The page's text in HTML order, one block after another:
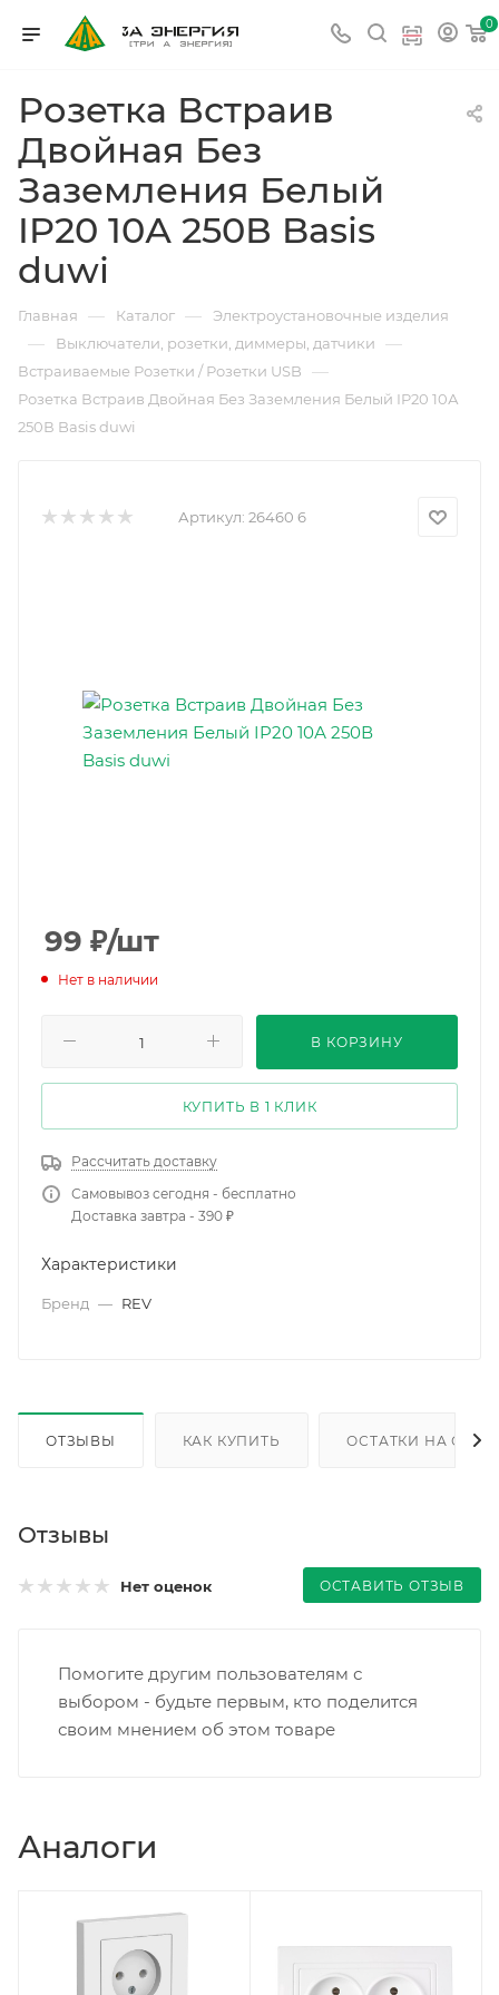
0
Розетка Встраив
Двойная Без
Заземления Белый
IP20 10А 250В Basis
duwi
Главная — Каталог — Электроустановочные изделия
— Выключатели, розетки, диммеры, датчики —
Встраиваемые Розетки / Розетки USB —
Розетка Встраив Двойная Без Заземления Белый IP20 10А
250В Basis duwi
Артикул: 26460 6
99 ₽/шт
Нет в наличии
В КОРЗИНУ
КУПИТЬ В 1 КЛИК
Рассчитать доставку
Самовывоз сегодня - бесплатно
Доставка завтра - 390 ₽
Характеристики
Бренд — REV
ОТЗЫВЫ КАК КУПИТЬ ОСТАТКИ НА
Отзывы
Нет оценок ОСТАВИТЬ ОТЗЫВ
Помогите другим пользователям с
выбором - будьте первым, кто поделится
своим мнением об этом товаре
Аналоги